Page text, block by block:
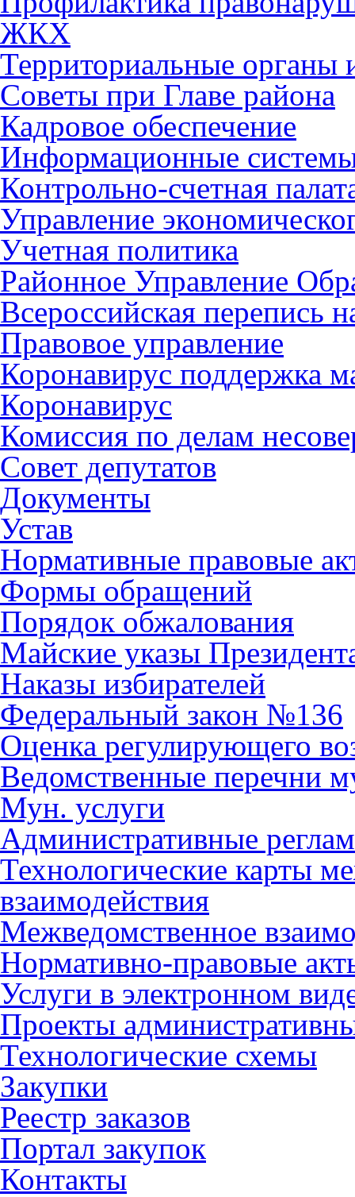
ЖКХ
Территориальные органы
Советы при Главе района
Кадровое обеспечение
Информационные
Контрольно-счетная
Управление
Учетная политика
Районное Управление
Всероссийская перепись
Правовое управление
Коронавирус поддержка
Коронавирус
Комиссия по делам
Совет депутатов
Документы
Устав
Нормативные правовые
Формы обращений
Порядок обжалования
Майские указы
Наказы избирателей
Федеральный закон №136
Оценка регулирующего
Ведомственные перечни
Мун. услуги
Административные
Технологические карты
взаимодействия
Межведомственное
Нормативно-правовые
Услуги в электронном
Проекты
Технологические схемы
Закупки
Реестр заказов
Портал закупок
Контакты